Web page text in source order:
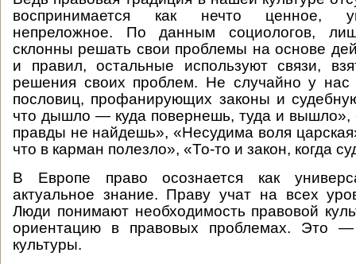
воспринимается как нечто ценное,
непреложное. По данным социологов,
склонны решать свои проблемы на основе
и правил, остальные используют связи,
решения своих проблем. Не случайно у нас
пословиц, профанирующих законы и
что дышло — куда повернешь, туда и
правды не найдешь», «Несудима воля
что в карман полезло», «То-то и закон, когда
В Европе право осознается как
актуальное знание. Праву учат на всех
Люди понимают необходимость правовой
ориентацию в правовых проблемах. Это —
культуры.